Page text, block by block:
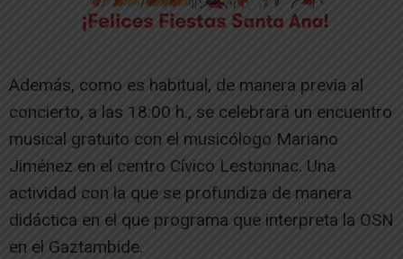
Además, como es habitual, de manera previa al
concierto, a las 18:00 h., se celebrará un encuentro
musical gratuito con el musicólogo Mariano
Jiménez en el centro Cívico Lestonnac. Una
actividad con la que se profundiza de manera
didáctica en el que programa que interpreta la OSN
en el Gaztambide.